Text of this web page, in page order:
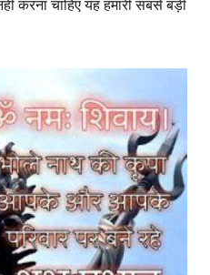
करना चाहिए यह हमारी सबसे बड़ी